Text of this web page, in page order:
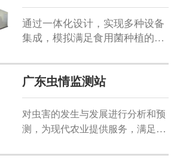
与周年连续生产。适用于城市农
业、应急供菜、特种作物培育及科
研场景。
通过一体化设计，实现多种设备
集成，模拟满足食用菌种植的生
云计算、5G/4G通信等技术与硬
件设备集成，实现菌菇的数字化
种植与运营！
广东虫情监测站
对虫害的发生与发展进行分析和预
测，为现代农业提供服务，满足虫